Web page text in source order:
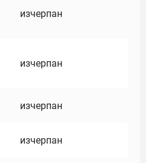
изчерпан
изчерпан
изчерпан
изчерпан